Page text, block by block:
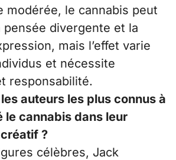
modérée, le cannabis peut
divergente et la
mais l’effet varie
et nécessite
responsabilité.
auteurs les plus connus à
le cannabis dans leur
?
célèbres, Jack